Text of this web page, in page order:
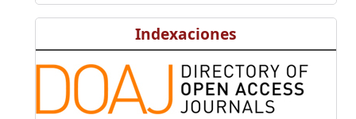
Indexaciones